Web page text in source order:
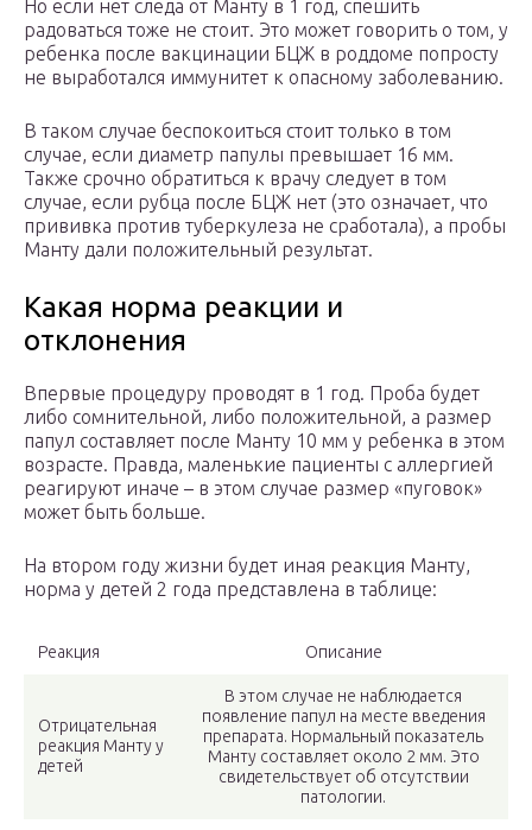
Но если нет следа от Манту в 1 год, спешить
радоваться тоже не стоит. Это может говорить о том, у
ребенка после вакцинации БЦЖ в роддоме попросту
не выработался иммунитет к опасному заболеванию.
В таком случае беспокоиться стоит только в том
случае, если диаметр папулы превышает 16 мм.
Также срочно обратиться к врачу следует в том
случае, если рубца после БЦЖ нет (это означает, что
прививка против туберкулеза не сработала), а пробы
Манту дали положительный результат.
Какая норма реакции и
отклонения
Впервые процедуру проводят в 1 год. Проба будет
либо сомнительной, либо положительной, а размер
папул составляет после Манту 10 мм у ребенка в этом
возрасте. Правда, маленькие пациенты с аллергией
реагируют иначе – в этом случае размер «пуговок»
может быть больше.
На втором году жизни будет иная реакция Манту,
норма у детей 2 года представлена в таблице:
Реакция Описание
Отрицательная
реакция Манту у
детей
В этом случае не наблюдается
появление папул на месте введения
препарата. Нормальный показатель
Манту составляет около 2 мм. Это
свидетельствует об отсутствии
патологии.